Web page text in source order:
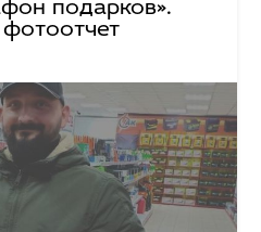
подарков».